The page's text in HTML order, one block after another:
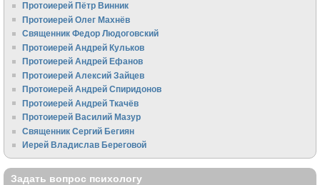
Протоиерей Пётр Винник
Протоиерей Олег Махнёв
Священник Федор Людоговский
Протоиерей Андрей Кульков
Протоиерей Андрей Ефанов
Протоиерей Алексий Зайцев
Протоиерей Андрей Спиридонов
Протоиерей Андрей Ткачёв
Протоиерей Василий Мазур
Священник Сергий Бегиян
Иерей Владислав Береговой
Задать вопрос психологу